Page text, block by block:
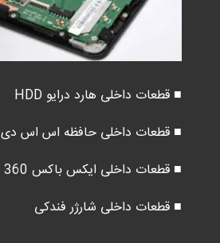
■ قطعات داخلی هارد درایو HDD
■ قطعات داخلی حافظه اس اس دی
■ قطعات داخلی ایکس باکس 360
■ قطعات داخلی شارژر فندکی